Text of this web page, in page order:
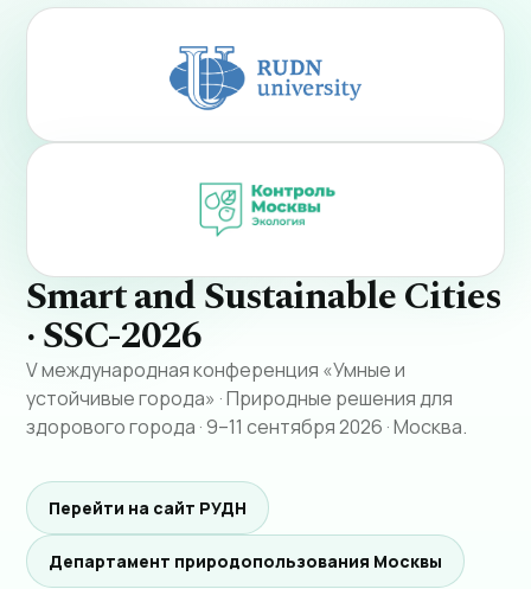
Smart and Sustainable Cities
· SSC-2026
V международная конференция «Умные и
устойчивые города» · Природные решения для
здорового города · 9–11 сентября 2026 · Москва.
Перейти на сайт РУДН
Департамент природопользования Москвы